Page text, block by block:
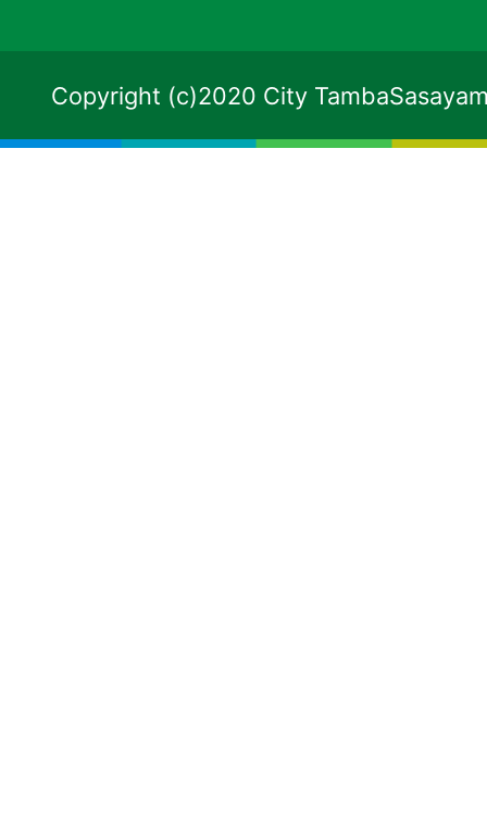
Copyright (c)2020 City